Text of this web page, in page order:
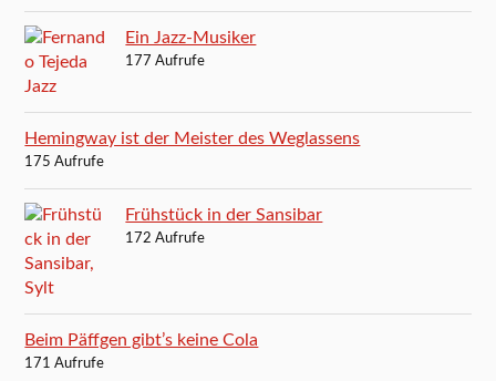
Ein Jazz-Musiker
177 Aufrufe
Hemingway ist der Meister des Weglassens
175 Aufrufe
Frühstück in der Sansibar
172 Aufrufe
Beim Päffgen gibt’s keine Cola
171 Aufrufe